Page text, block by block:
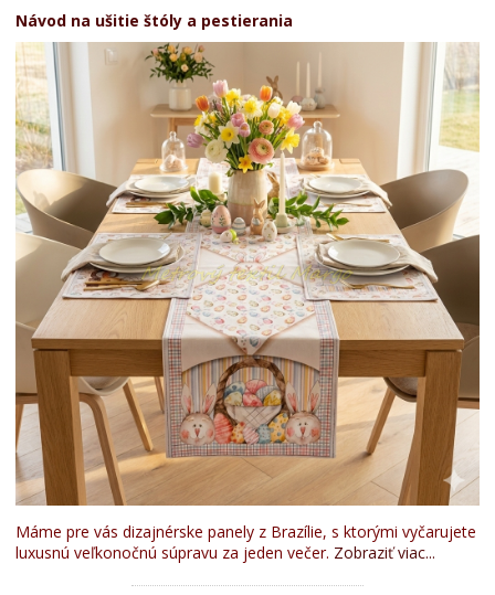
Návod na ušitie štóly a pestierania
Máme pre vás dizajnérske panely z Brazílie, s ktorými vyčarujete
luxusnú veľkonočnú súpravu za jeden večer. Zobraziť viac...